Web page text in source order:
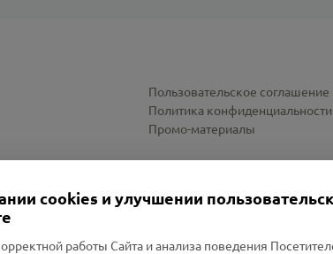
Пользовательское соглашение
Политика конфиденциальности
Промо-материалы
cookies и улучшении
работы Сайта и анализа поведения